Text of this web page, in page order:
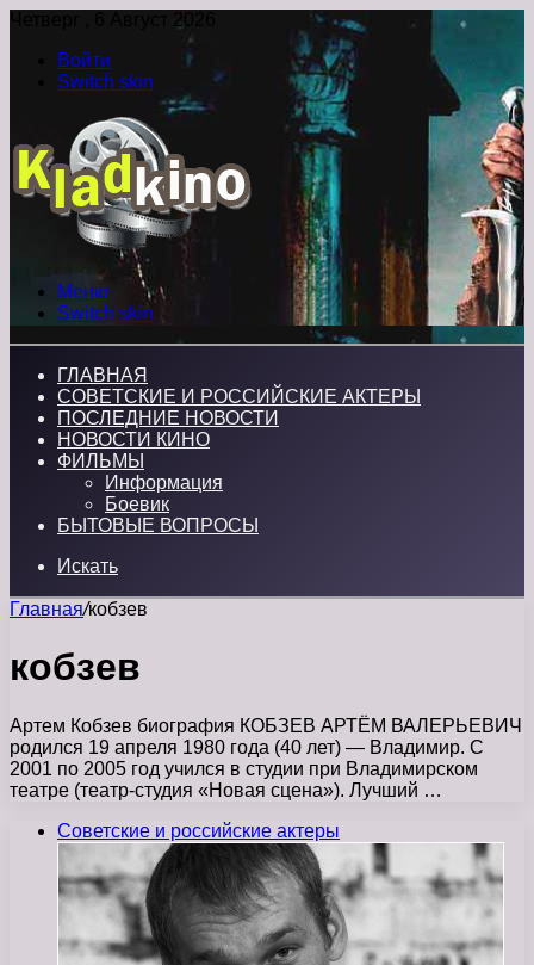
Четверг , 6 Август 2026
Войти
Switch skin
Меню
Switch skin
ГЛАВНАЯ
СОВЕТСКИЕ И РОССИЙСКИЕ АКТЕРЫ
ПОСЛЕДНИЕ НОВОСТИ
НОВОСТИ КИНО
ФИЛЬМЫ
Информация
Боевик
БЫТОВЫЕ ВОПРОСЫ
Искать
Главная/кобзев
кобзев
Артем Кобзев биография КОБЗЕВ АРТЁМ ВАЛЕРЬЕВИЧ
родился 19 апреля 1980 года (40 лет) — Владимир. С
2001 по 2005 год учился в студии при Владимирском
театре (театр-студия «Новая сцена»). Лучший …
Советские и российские актеры